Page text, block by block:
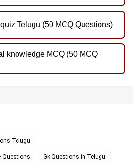
quiz Telugu (50 MCQ Questions)
knowledge MCQ (50 MCQ
Telugu
Questions Gk Questions in Telugu